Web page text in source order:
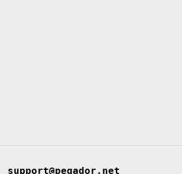
support@pegador.net